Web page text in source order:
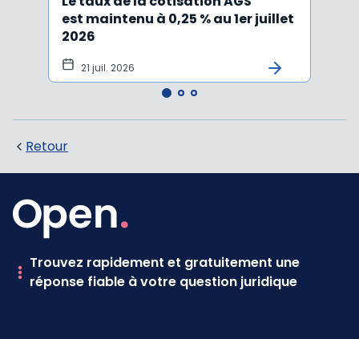
est maintenu à 0,25 % au 1er juillet
2026
21 juil. 2026
Retour
Trouvez rapidement et gratuitement une
réponse fiable à votre question juridique